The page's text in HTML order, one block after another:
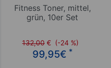
Fitness Toner, mittel,
grün, 10er Set
132,00 € (-24 %)
99,95€ *